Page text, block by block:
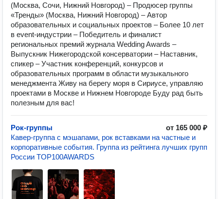
(Москва, Сочи, Нижний Новгород) – Продюсер группы
«Тренды» (Москва, Нижний Новгород) – Автор
образовательных и социальных проектов – Более 10 лет
в event-индустрии – Победитель и финалист
региональных премий журнала Wedding Awards –
Выпускник Нижегородской консерватории – Наставник,
спикер – Участник конференций, конкурсов и
образовательных программ в области музыкального
менеджмента Живу на берегу моря в Сириусе, управляю
проектами в Москве и Нижнем Новгороде Буду рад быть
полезным для вас!
Рок-группы
от 165 000 ₽
Кавер-группа с мэшапами, рок вставками на частные и
корпоративные события. Группа из рейтинга лучших групп
России TOP100AWARDS